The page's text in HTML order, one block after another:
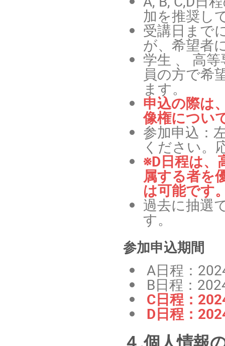
加を推奨し
受講日まで
が、希望者
学生 、 高
員の方で希
ます。
申込の際は
像権につい
参加申込：
ください。
※D日程は、
属する者を
は可能です
過去に抽選
す。
参加申込期間
A日程：
B日程：
C日程：
D日程：